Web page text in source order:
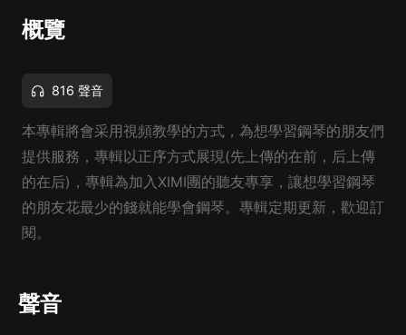
概覽
816 聲音
本專輯將會采用視頻教學的方式，為想學習鋼琴的朋友們
提供服務，專輯以正序方式展現(先上傳的在前，后上傳
的在后)，專輯為加入XIMI團的聽友專享，讓想學習鋼琴
的朋友花最少的錢就能學會鋼琴。專輯定期更新，歡迎訂
閱。
聲音